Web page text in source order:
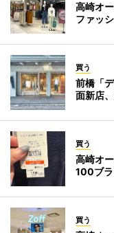
高崎オ
ファッ
買う
前橋「
面新店
買う
高崎オ
100ブ
買う